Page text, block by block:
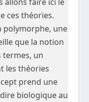
ces théories.
polymorphe, une
que la notion
termes, un
les théories
prend une
biologique au